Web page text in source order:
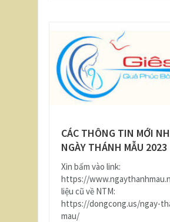
CÁC THÔNG TIN MỚI
NGÀY THÁNH MẪU 2023
Xin bấm vào link:
https://
liệu cũ về NTM:
https://dongcong.us/ngay-
mau/